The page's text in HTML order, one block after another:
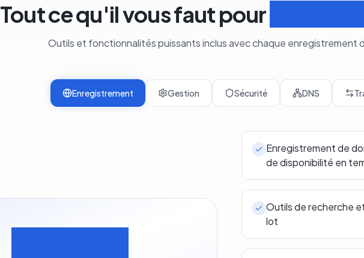
Tout ce qu'il vous faut pour
Outils et fonctionnalités puissants inclus avec chaque enregistrement
Enregistrement Gestion Sécurité DNS
Enregistrement de
de disponibilité en
Outils de recherche
lot